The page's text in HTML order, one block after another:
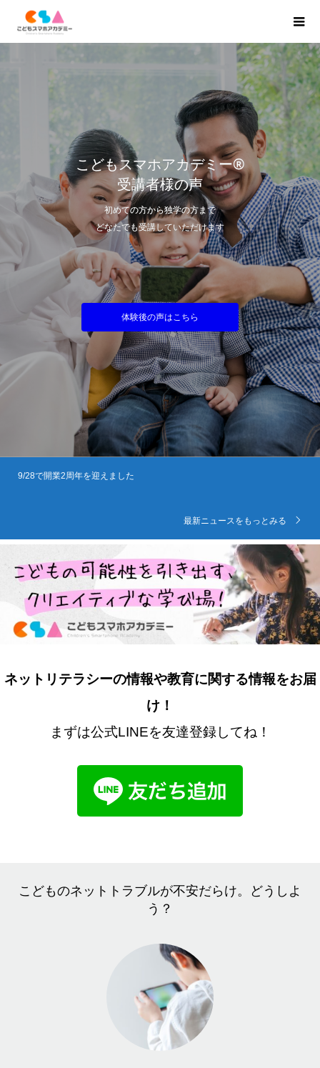
こどもスマホアカデミー®
受講者様の声
初めての方から独学の方まで
どなたでも受講していただけます
体験後の声はこちら
最新ニュースをもっとみる
公式サイトを公開いたしました
ネットリテラシーの情報や教育に関する情報をお届
け！
まずは公式LINEを友達登録してね！
こどものネットトラブルが不安だらけ。どうしよ
う？